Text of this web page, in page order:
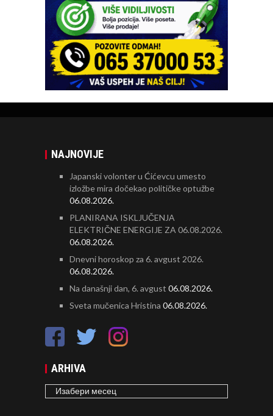
NAJNOVIJE
Japanski volonter u Ćićevcu umesto
izložbe mira dočekao političke optužbe
06.08.2026.
PLANIRANA ISKLJUČENJA
ELEKTRIČNE ENERGIJE ZA 06.08.2026.
06.08.2026.
Dnevni horoskop za 6. avgust 2026.
06.08.2026.
Na današnji dan, 6. avgust 06.08.2026.
Sveta mučenica Hristina 06.08.2026.
ARHIVA
ARHIVA